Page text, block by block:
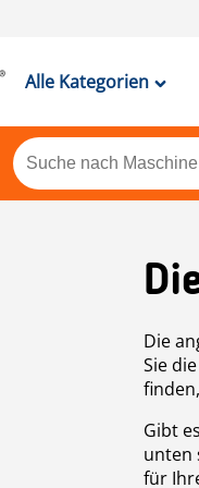
Alle Kategorien
Die
Sie
Gibt
unten
für